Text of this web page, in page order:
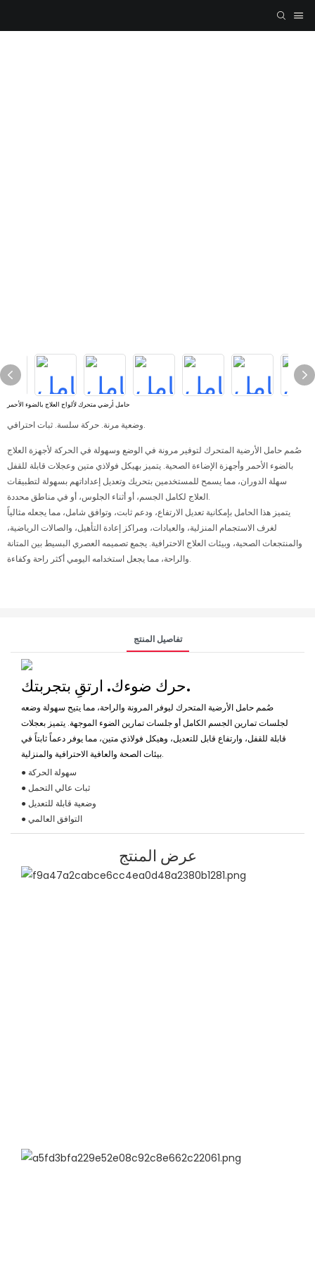
حامل أرضي متحرك لألواح العلاج بالضوء الأحمر
وضعية مرنة. حركة سلسة. ثبات احترافي.
صُمم حامل الأرضية المتحرك لتوفير مرونة في الوضع وسهولة في الحركة لأجهزة العلاج
بالضوء الأحمر وأجهزة الإضاءة الصحية. يتميز بهيكل فولاذي متين وعجلات قابلة للقفل
سهلة الدوران، مما يسمح للمستخدمين بتحريك وتعديل إعداداتهم بسهولة لتطبيقات
العلاج لكامل الجسم، أو أثناء الجلوس، أو في مناطق محددة.
يتميز هذا الحامل بإمكانية تعديل الارتفاع، ودعم ثابت، وتوافق شامل، مما يجعله مثالياً
لغرف الاستجمام المنزلية، والعيادات، ومراكز إعادة التأهيل، والصالات الرياضية،
والمنتجعات الصحية، وبيئات العلاج الاحترافية. يجمع تصميمه العصري البسيط بين المتانة
والراحة، مما يجعل استخدامه اليومي أكثر راحة وكفاءة.
تفاصيل المنتج
حرك ضوءك. ارتقِ بتجربتك.
صُمم حامل الأرضية المتحرك ليوفر المرونة والراحة، مما يتيح سهولة وضعه
لجلسات تمارين الجسم الكامل أو جلسات تمارين الضوء الموجهة. يتميز بعجلات
قابلة للقفل، وارتفاع قابل للتعديل، وهيكل فولاذي متين، مما يوفر دعماً ثابتاً في
بيئات الصحة والعافية الاحترافية والمنزلية.
● سهولة الحركة
● ثبات عالي التحمل
● وضعية قابلة للتعديل
● التوافق العالمي
عرض المنتج